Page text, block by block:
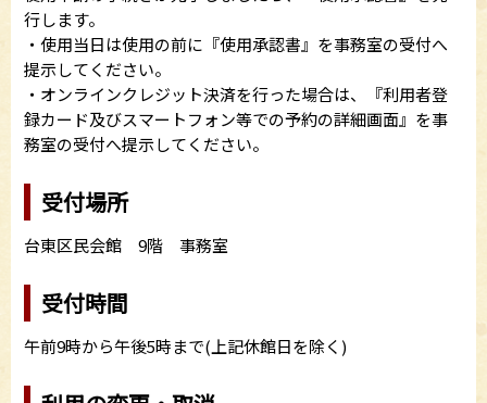
行します。
・使用当日は使用の前に『使用承認書』を事務室の受付へ
提示してください。
・オンラインクレジット決済を行った場合は、『利用者登
録カード及びスマートフォン等での予約の詳細画面』を事
務室の受付へ提示してください。
受付場所
台東区民会館 9階 事務室
受付時間
午前9時から午後5時まで(上記休館日を除く)